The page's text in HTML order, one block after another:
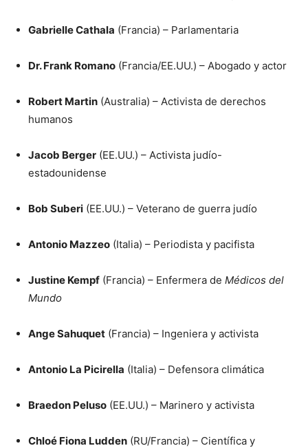
Gabrielle Cathala (Francia) – Parlamentaria
Dr. Frank Romano (Francia/EE.UU.) – Abogado y actor
Robert Martin (Australia) – Activista de derechos
humanos
Jacob Berger (EE.UU.) – Activista judío-
estadounidense
Bob Suberi (EE.UU.) – Veterano de guerra judío
Antonio Mazzeo (Italia) – Periodista y pacifista
Justine Kempf (Francia) – Enfermera de Médicos del
Mundo
Ange Sahuquet (Francia) – Ingeniera y activista
Antonio La Picirella (Italia) – Defensora climática
Braedon Peluso (EE.UU.) – Marinero y activista
Chloé Fiona Ludden (RU/Francia) – Científica y